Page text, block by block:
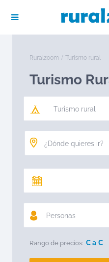
Ruralzoom Turismo rural
Turismo
Turismo rural
Personas
Rango de precios: € a€